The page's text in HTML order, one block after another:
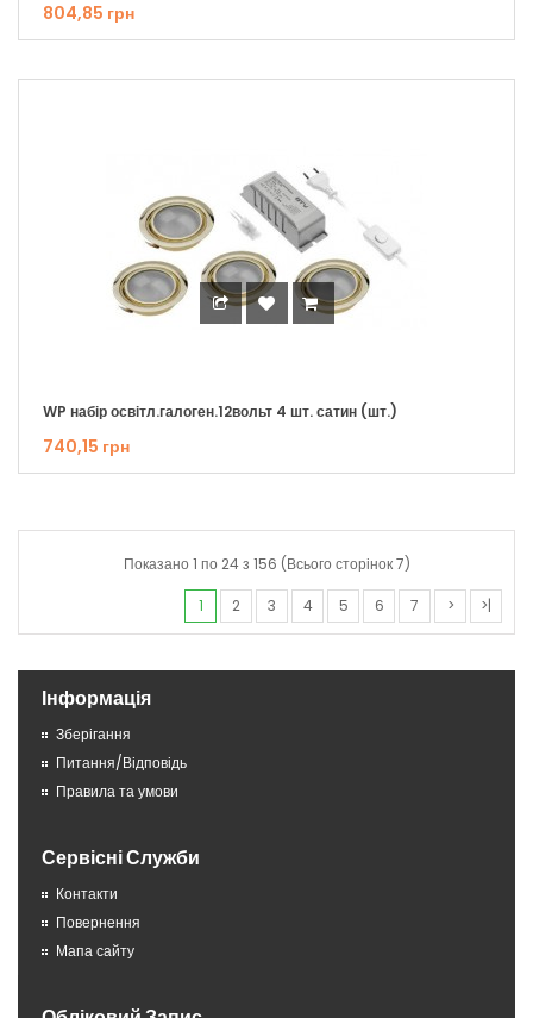
804,85 грн
WP набір освітл.галоген.12вольт 4 шт. сатин (шт.)
740,15 грн
Показано 1 по 24 з 156 (Всього сторінок 7)
1 2 3 4 5 6 7 > >|
Інформація
Зберігання
Питання/Відповідь
Правила та умови
Сервісні Служби
Контакти
Повернення
Мапа сайту